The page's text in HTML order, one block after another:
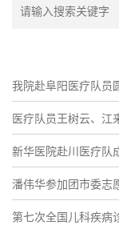
我院赴阜阳医疗队员
任务回沪
医疗队员王树云、江
新华医院赴川医疗队
部
潘伟华参加团市委志
川
第七次全国儿科疾病